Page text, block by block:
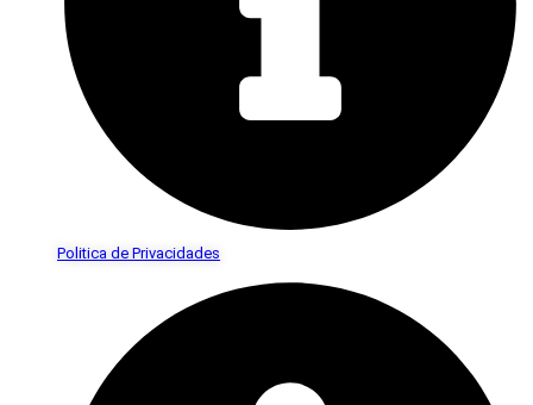
Politica de Privacidades